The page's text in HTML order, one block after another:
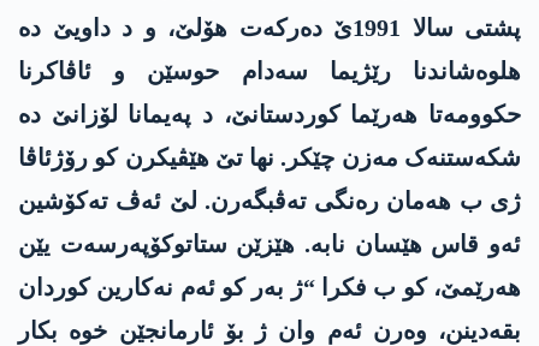
پشتی سالا 1991ێ دەرکەت ھۆلێ، و د داویێ دە
ھلوەشاندنا رێژیما سەدام حوسێن و ئاڤاکرنا
حکوومەتا ھەرێما کوردستانێ، د پەیمانا لۆزانێ دە
شکەستنەک مەزن چێکر. نھا تێ ھێڤیکرن کو رۆژئاڤا
ژی ب ھەمان رەنگی تەڤبگەرن. لێ ئەڤ تەکۆشین
ئەو قاس ھێسان نابە. ھێزێن ستاتوکۆپەرسەت یێن
ھەرێمێ، کو ب فکرا “ژ بەر کو ئەم نەکارین کوردان
بقەدینن، وەرن ئەم وان ژ بۆ ئارمانجێن خوە بکار